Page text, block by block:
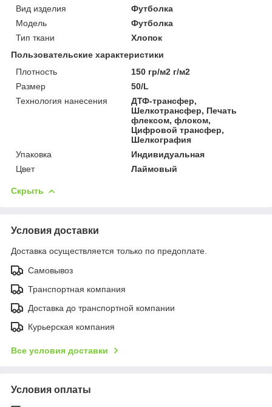
Вид изделия
Футболка
Мoдель
Футболка
Тип ткани
Хлопок
Пользовательские характеристики
Плотность
150 гр/м2 г/м2
Размер
50/L
Технология нанесения
ДТФ-трансфер,
Шелкотрансфер, Печать
флексом, флоком,
Цифровой трансфер,
Шелкография
Упаковка
Индивидуальная
Цвет
Лаймовый
Скрыть
Условия доставки
Доставка осуществляется только по предоплате.
Самовывоз
Транспортная компания
Доставка до транспортной компании
Курьерская компания
Все условия доставки
Условия оплаты